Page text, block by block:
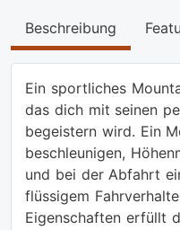
Beschreibung
Ein sportliches
das dich mit seinen
begeistern wird. Ein
beschleunigen,
und bei der Abfahrt
flüssigem
Eigenschaften erfüllt